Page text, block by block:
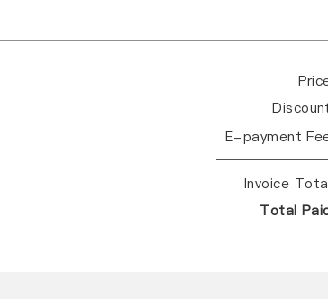
E-payment
Invoice
Total